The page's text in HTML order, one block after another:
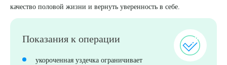
8 (863) 309-05-06
ЗАКАЗАТЬ ЗВОНОК
качество половой жизни и вернуть уверенность в себе.
Показания к операции
укороченная уздечка ограничивает